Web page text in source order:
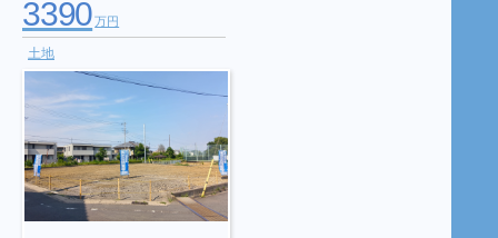
3390万円
土地